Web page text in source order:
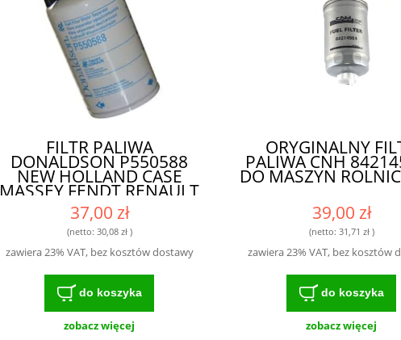
FILTR PALIWA
DONALDSON P550588
NEW HOLLAND CASE
MASSEY FENDT RENAULT
DEUTZ 84214564
47135706 1930010
1930820 1902138
1457434107 WK842/2
26561118 SN327 -
SKUTECZNY FILTR
ZAPEWNIAJĄCY
OCHRONĘ SILNIKA
37,00 zł
(netto: 30,08 zł)
zawiera 23% VAT, bez kosztów dostawy
do koszyka
zobacz więcej
ORYGINALNY
PALIWA CNH
DO MASZYN
39,00 zł
(netto: 31,71 zł)
zawiera 23% VAT, bez kosztów
do koszyka
zobacz więcej